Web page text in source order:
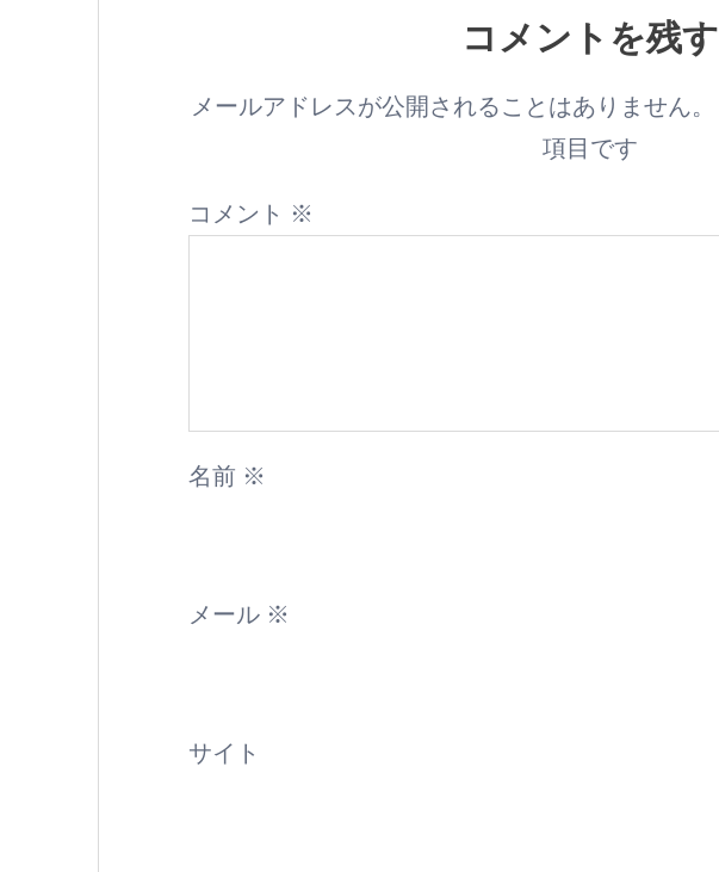
コメントを残す
メールアドレスが公開されることはありません。
項目です
コメント ※
名前 ※
メール ※
サイト